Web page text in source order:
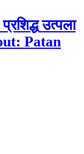
उत्पला
Patan